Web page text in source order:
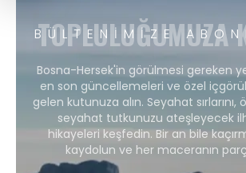
BÜLTENIMIZE
TOPLULUĞUMUZA
Bosna-Hersek'in görülmesi gereken
en son güncellemeleri ve özel
gelen kutunuza alın. Seyahat
seyahat tutkunuzu ateşleyecek
hikayeleri keşfedin. Bir an bile
kaydolun ve her maceranın